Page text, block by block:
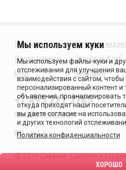
Издания
Исследования
Блог
Ценовые
Зерновой Клуб
Компания
+7 495 221 2785
sales@sovecon.com
EN
© 2019 Совэкон. Сделано в
Политика конфиденциальности